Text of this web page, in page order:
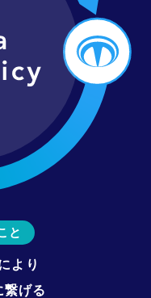
と
より
繋げる